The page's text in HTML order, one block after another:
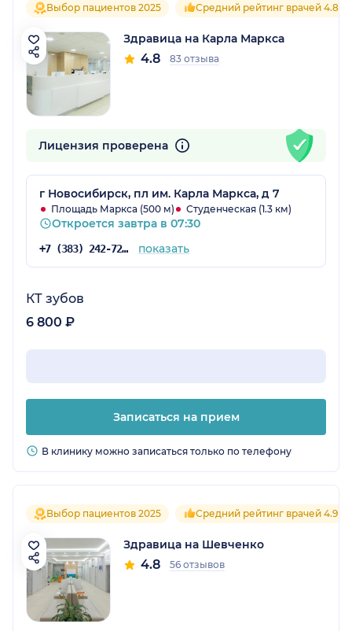
Выбор пациентов 2025 Средний рейтинг врачей 4.8
Здравица на Карла Маркса
4.8 83 отзыва
Лицензия проверена
г Новосибирск, пл им. Карла Маркса, д 7
Площадь Маркса (500 м) Студенческая (1.3 км)
Откроется завтра в 07:30
+7 (383) 242-72-53 показать
КТ зубов
6 800 ₽
Записаться на прием
В клинику можно записаться только по телефону
Выбор пациентов 2025 Средний рейтинг врачей 4.9
Здравица на Шевченко
4.8 56 отзывов